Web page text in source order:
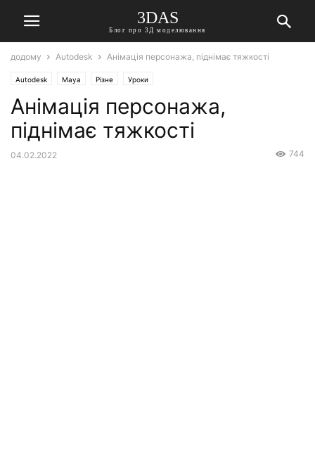
3DAS
Блог про 3Д моделювання
додому Autodesk Анімація персонажа, піднімає тяжкості
Autodesk Maya Різне Уроки
Анімація персонажа,
піднімає тяжкості
04.02.2022 744